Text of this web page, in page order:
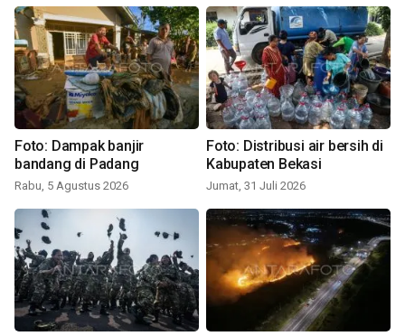
Foto: Dampak banjir
bandang di Padang
Rabu, 5 Agustus 2026
Foto: Distribusi air bersih di
Kabupaten Bekasi
Jumat, 31 Juli 2026